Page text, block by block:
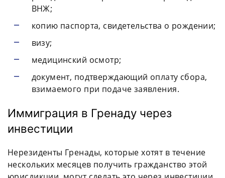
ВНЖ;
копию паспорта, свидетельства о рождении;
визу;
медицинский осмотр;
документ, подтверждающий оплату сбора,
взимаемого при подаче заявления.
Иммиграция в Гренаду через
инвестиции
Нерезиденты Гренады, которые хотят в течение
нескольких месяцев получить гражданство этой